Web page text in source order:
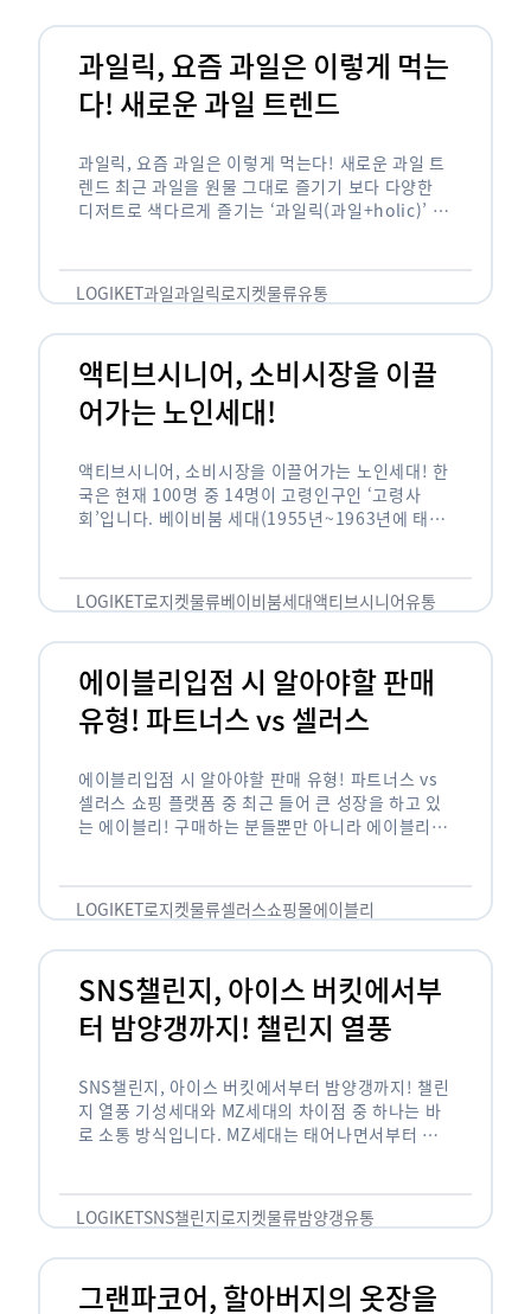
과일릭, 요즘 과일은 이렇게 먹는
다! 새로운 과일 트렌드
과일릭, 요즘 과일은 이렇게 먹는다! 새로운 과일 트
렌드 최근 과일을 원물 그대로 즐기기 보다 다양한
디저트로 색다르게 즐기는 ‘과일릭(과일+holic)’ 트
…
LOGIKET과일과일릭로지켓물류유통
액티브시니어, 소비시장을 이끌
어가는 노인세대!
액티브시니어, 소비시장을 이끌어가는 노인세대! 한
국은 현재 100명 중 14명이 고령인구인 ‘고령사
회’입니다. 베이비붐 세대(1955년~1963년에 태어
오고 있습니다. 하지만 사회가 늙어가는 …
LOGIKET로지켓물류베이비붐세대액티브시니어유통
에이블리입점 시 알아야할 판매
유형! 파트너스 vs 셀러스
에이블리입점 시 알아야할 판매 유형! 파트너스 vs
셀러스 쇼핑 플랫폼 중 최근 들어 큰 성장을 하고 있
는 에이블리! 구매하는 분들뿐만 아니라 에이블리에
LOGIKET로지켓물류셀러스쇼핑몰에이블리
SNS챌린지, 아이스 버킷에서부
터 밤양갱까지! 챌린지 열풍
SNS챌린지, 아이스 버킷에서부터 밤양갱까지! 챌린
지 열풍 기성세대와 MZ세대의 차이점 중 하나는 바
로 소통 방식입니다. MZ세대는 태어나면서부터 디
도 능숙한 …
LOGIKETSNS챌린지로지켓물류밤양갱유통
그랜파코어, 할아버지의 옷장을